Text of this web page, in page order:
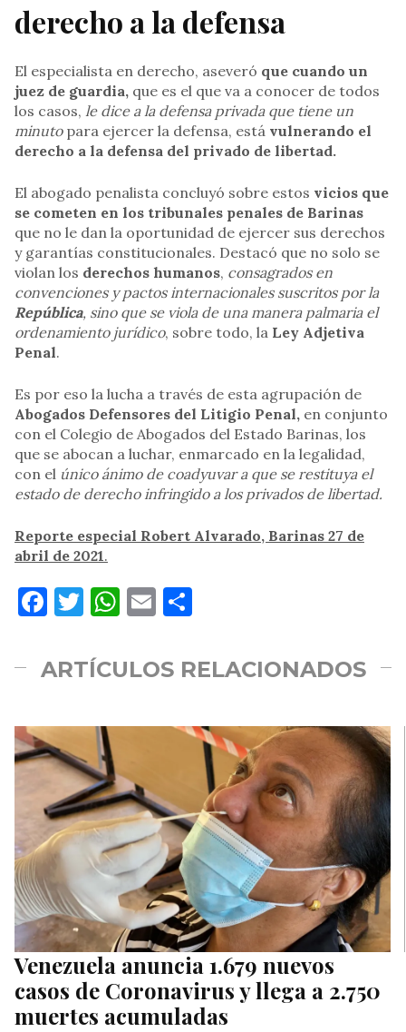
derecho a la defensa
El especialista en derecho, aseveró que cuando un
juez de guardia, que es el que va a conocer de todos
los casos, le dice a la defensa privada que tiene un
minutopara ejercer la defensa, está vulnerando el
derecho a la defensa del privado de libertad.
El abogado penalista concluyó sobre estos vicios que
se cometen en los tribunales penales de Barinas
que no le dan la oportunidad de ejercer sus derechos
y garantías constitucionales. Destacó que no solo se
violan los derechos humanos, consagrados en
convenciones y pactos internacionales suscritos por la
República, sino que se viola de una manera palmaria el
ordenamiento jurídico, sobre todo, la Ley Adjetiva
Penal.
Es por eso la lucha a través de esta agrupación de
Abogados Defensores del Litigio Penal, en conjunto
con el Colegio de Abogados del Estado Barinas, los
que se abocan a luchar, enmarcado en la legalidad,
con el único ánimo de coadyuvar a que se restituya el
estado de derecho infringido a los privados de libertad.
Reporte especial Robert Alvarado, Barinas 27 de
abril de 2021.
Facebook
Twitter
WhatsApp
Email
ARTÍCULOS RELACIONADOS
Venezuela anuncia 1.679 nuevos
casos de Coronavirus y llega a 2.750
muertes acumuladas